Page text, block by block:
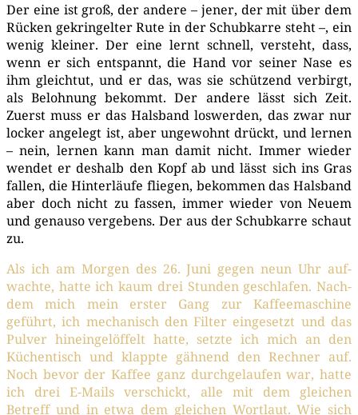
Der eine ist groß, der ande­re – jener, der mit über dem
Rücken gekrin­gel­ter Rute in der Schub­kar­re steht –, ein
wenig klei­ner. Der eine lernt schnell, ver­steht, dass,
wenn er sich ent­spannt, die Hand vor sei­ner Nase es
ihm gleich­tut, und er das, was sie schüt­zend ver­birgt,
als Beloh­nung bekommt. Der ande­re lässt sich Zeit.
Zuerst muss er das Hals­band los­wer­den, das zwar nur
locker ange­legt ist, aber unge­wohnt drückt, und ler­nen
– nein, ler­nen kann man damit nicht. Immer wie­der
wen­det er des­halb den Kopf ab und lässt sich ins Gras
fal­len, die Hin­ter­läu­fe flie­gen, bekom­men das Hals­band
aber doch nicht zu fas­sen, immer wie­der von Neu­em
und genau­so ver­ge­bens. Der aus der Schub­kar­re schaut
zu.
Als ich am Mor­gen des 26. Juni gegen neun Uhr auf­
wach­te, hat­te ich kaum drei Stun­den geschla­fen. Nach­
dem mich mein ers­ter Gang zur Kaf­fee­ma­schi­ne
geführt, ich mecha­nisch den Fil­ter ein­ge­setzt und das
Pul­ver hin­ein­ge­löf­felt hat­te, setz­te ich mich an den
Küchen­tisch und klapp­te gäh­nend den Rech­ner auf.
Noch bevor der Kaf­fee ganz durch­ge­lau­fen war, hat­te
ich drei E-Mails ver­schickt, alle mit dem glei­chen
Betreff und in etwa dem glei­chen Wort­laut. Wie sich